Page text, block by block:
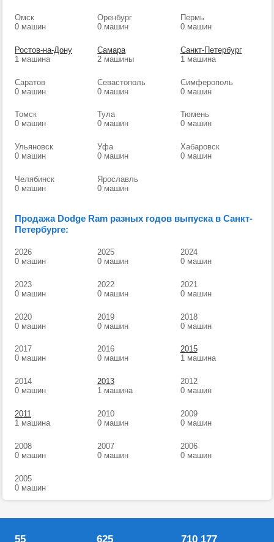
Омск
0 машин
Оренбург
0 машин
Пермь
0 машин
Ростов-на-Дону
1 машина
Самара
2 машины
Санкт-Петербург
1 машина
Саратов
0 машин
Севастополь
0 машин
Симферополь
0 машин
Томск
0 машин
Тула
0 машин
Тюмень
0 машин
Ульяновск
0 машин
Уфа
0 машин
Хабаровск
0 машин
Челябинск
0 машин
Ярославль
0 машин
Продажа Dodge Ram разных годов выпуска в Санкт-
Петербурге:
2026
0 машин
2025
0 машин
2024
0 машин
2023
0 машин
2022
0 машин
2021
0 машин
2020
0 машин
2019
0 машин
2018
0 машин
2017
0 машин
2016
0 машин
2015
1 машина
2014
0 машин
2013
1 машина
2012
0 машин
2011
1 машина
2010
0 машин
2009
0 машин
2008
0 машин
2007
0 машин
2006
0 машин
2005
0 машин
55 625 710 177